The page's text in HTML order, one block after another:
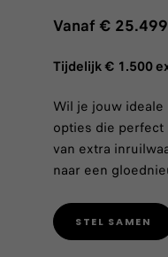
Vanaf € 25.499
Tijdelijk € 1.500
Wil je jouw
opties die
van extra
naar een
STEL SAMEN